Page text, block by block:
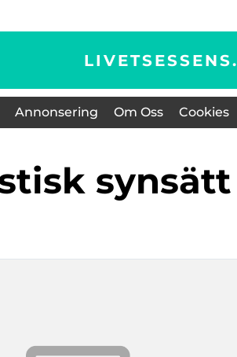
LIVETSESSENS.
Annonsering Om Oss Cookies
synsätt